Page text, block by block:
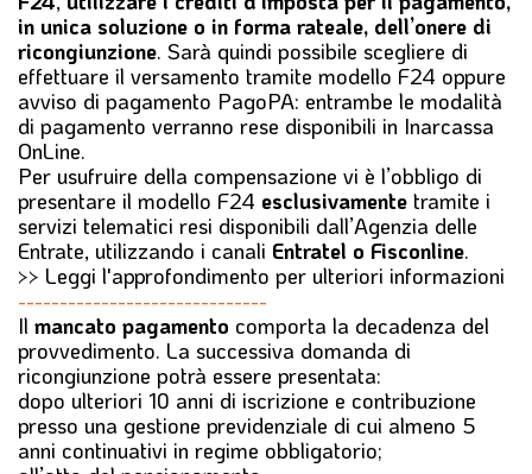
in unica soluzione o in forma rateale, dell’onere di
ricongiunzione. Sarà quindi possibile scegliere di
effettuare il versamento tramite modello F24 oppure
avviso di pagamento PagoPA: entrambe le modalità
di pagamento verranno rese disponibili in Inarcassa
OnLine.
Per usufruire della compensazione vi è l’obbligo di
presentare il modello F24 esclusivamente tramite i
servizi telematici resi disponibili dall’Agenzia delle
Entrate, utilizzando i canali Entratel o Fisconline.
>> Leggi l'approfondimento per ulteriori informazioni
------------------------------
Il mancato pagamento comporta la decadenza del
provvedimento. La successiva domanda di
ricongiunzione potrà essere presentata:
dopo ulteriori 10 anni di iscrizione e contribuzione
presso una gestione previdenziale di cui almeno 5
anni continuativi in regime obbligatorio;